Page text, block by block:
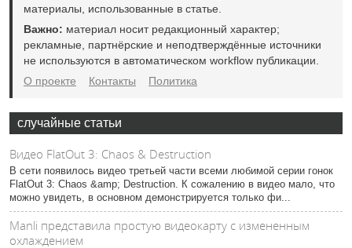
материалы, использованные в статье.
Важно: материал носит редакционный характер;
рекламные, партнёрские и неподтверждённые источники
не используются в автоматическом workflow публикации.
О проекте
Контакты Политика
случайные статьи
Видео FlatOut 3: Chaos & Destruction
В сети появилось видео третьей части всеми любимой серии гонок
FlatOut 3: Chaos &amp; Destruction. К сожалению в видео мало, что
можно увидеть, в основном демонстрируется только фи...
Manli представила простую видеокарту с измененным
охлаждением